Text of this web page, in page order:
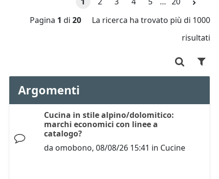
Pagina 1 di 20
La ricerca ha trovato più di 1000
risultati
Argomenti
Cucina in stile alpino/dolomitico:
marchi economici con linee a
catalogo?
da omobono, 08/08/26 15:41 in Cucine